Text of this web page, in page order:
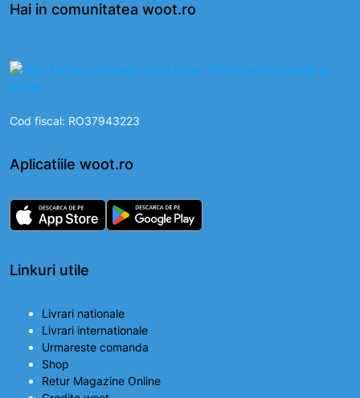
Hai in comunitatea woot.ro
Cod fiscal: RO37943223
Aplicatiile woot.ro
Linkuri utile
Livrari nationale
Livrari internationale
Urmareste comanda
Shop
Retur Magazine Online